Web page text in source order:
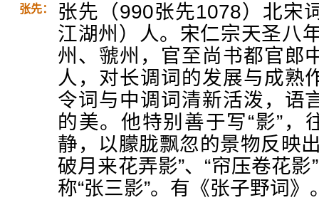
张先：
张先（990张先1078）北宋
江湖州）人。宋仁宗天圣八
州、虢州，官至尚书都官郎
人，对长调词的发展与成熟
令词与中调词清新活泼，语
的美。他特别善于写“影”，
静，以朦胧飘忽的景物反映
破月来花弄影”、“帘压卷花影
称“张三影”。有《张子野词》